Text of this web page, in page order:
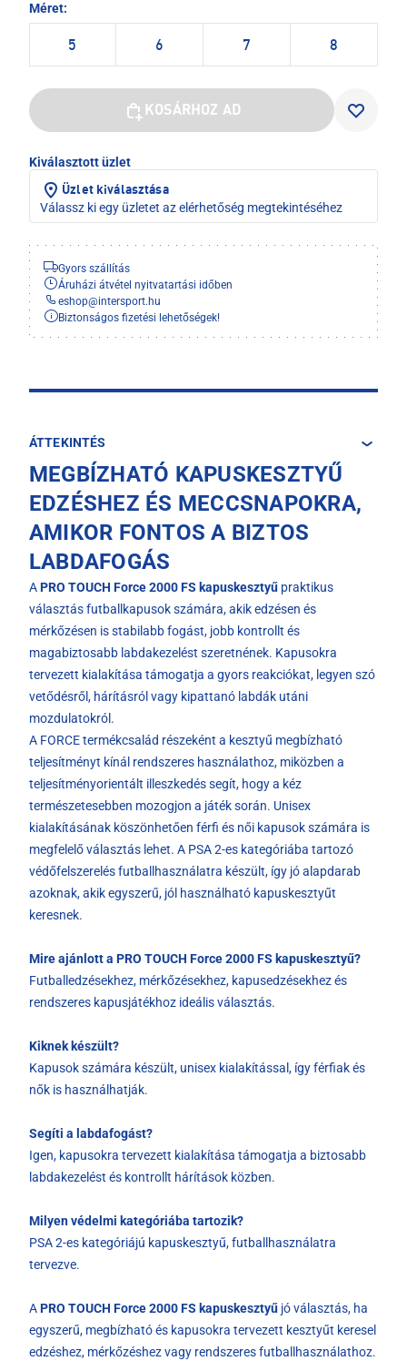
Méret:
5 6 7 8
KOSÁRHOZ AD
Kiválasztott üzlet
Üzlet kiválasztása
Válassz ki egy üzletet az elérhetőség megtekintéséhez
Gyors szállítás
Áruházi átvétel nyitvatartási időben
eshop@intersport.hu
Biztonságos fizetési lehetőségek!
ÁTTEKINTÉS
MEGBÍZHATÓ KAPUSKESZTYŰ
EDZÉSHEZ ÉS MECCSNAPOKRA,
AMIKOR FONTOS A BIZTOS
LABDAFOGÁS
APRO TOUCH Force 2000 FS kapuskesztyű praktikus
választás futballkapusok számára, akik edzésen és
mérkőzésen is stabilabb fogást, jobb kontrollt és
magabiztosabb labdakezelést szeretnének. Kapusokra
tervezett kialakítása támogatja a gyors reakciókat, legyen szó
vetődésről, hárításról vagy kipattanó labdák utáni
mozdulatokról.
A FORCE termékcsalád részeként a kesztyű megbízható
teljesítményt kínál rendszeres használathoz, miközben a
teljesítményorientált illeszkedés segít, hogy a kéz
természetesebben mozogjon a játék során. Unisex
kialakításának köszönhetően férfi és női kapusok számára is
megfelelő választás lehet. A PSA 2-es kategóriába tartozó
védőfelszerelés futballhasználatra készült, így jó alapdarab
azoknak, akik egyszerű, jól használható kapuskesztyűt
keresnek.
Mire ajánlott a PRO TOUCH Force 2000 FS kapuskesztyű?
Futballedzésekhez, mérkőzésekhez, kapusedzésekhez és
rendszeres kapusjátékhoz ideális választás.
Kiknek készült?
Kapusok számára készült, unisex kialakítással, így férfiak és
nők is használhatják.
Segíti a labdafogást?
Igen, kapusokra tervezett kialakítása támogatja a biztosabb
labdakezelést és kontrollt hárítások közben.
Milyen védelmi kategóriába tartozik?
PSA 2-es kategóriájú kapuskesztyű, futballhasználatra
tervezve.
APRO TOUCH Force 2000 FS kapuskesztyű jó választás, ha
egyszerű, megbízható és kapusokra tervezett kesztyűt keresel
edzéshez, mérkőzéshez vagy rendszeres futballhasználathoz.